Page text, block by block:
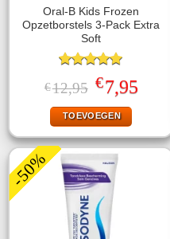
Oral-B Kids Frozen
Opzetborstels 3-Pack Extra
Soft
Gewaardeerd
5.00uit 5
€12,95 Oorspronkelijke
prijs
was:
€12,95.
€7,95Huidige
prijs
TOEVOEGEN
-50%